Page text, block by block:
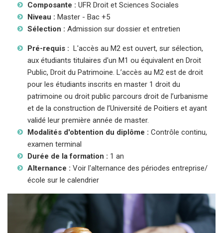
Composante : UFR Droit et Sciences Sociales
Niveau : Master - Bac +5
Sélection : Admission sur dossier et entretien
Pré-requis : L'accès au M2 est ouvert, sur sélection,
aux étudiants titulaires d'un M1 ou équivalent en Droit
Public, Droit du Patrimoine. L’accès au M2 est de droit
pour les étudiants inscrits en master 1 droit du
patrimoine ou droit public parcours droit de l’urbanisme
et de la construction de l’Université de Poitiers et ayant
validé leur première année de master.
Modalités d'obtention du diplôme : Contrôle continu,
examen terminal
Durée de la formation : 1 an
Alternance : Voir l'alternance des périodes entreprise/
école sur le calendrier